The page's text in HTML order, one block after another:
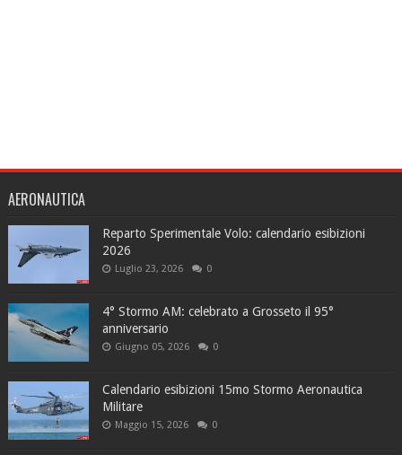
AERONAUTICA
Reparto Sperimentale Volo: calendario esibizioni
2026
Luglio 23, 2026 0
4° Stormo AM: celebrato a Grosseto il 95°
anniversario
Giugno 05, 2026 0
Calendario esibizioni 15mo Stormo Aeronautica
Militare
Maggio 15, 2026 0